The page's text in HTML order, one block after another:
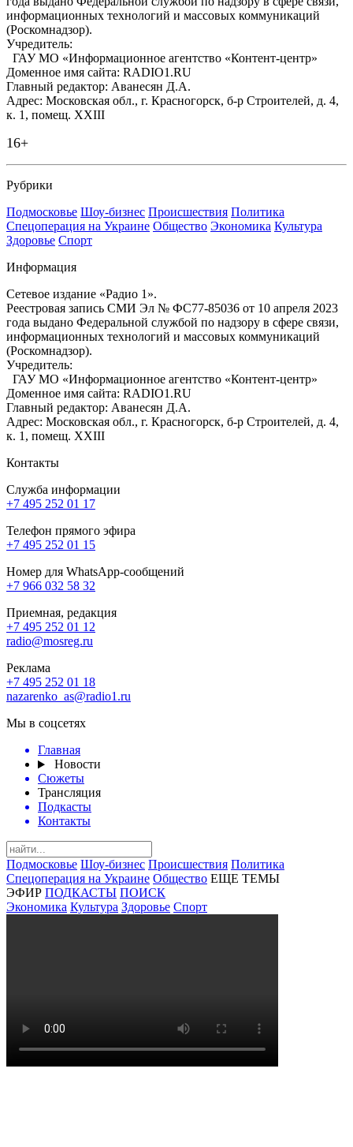
информационных технологий и массовых коммуникаций
(Роскомнадзор).
Учредитель:
ГАУ МО «Информационное агентство «Контент-центр»
Доменное имя сайта: RADIO1.RU
Главный редактор: Аванесян Д.А.
Адрес: Московская обл., г. Красногорск, б-р Строителей, д. 4,
к. 1, помещ. XXIII
16+
Рубрики
Подмосковье Шоу-бизнес Происшествия Политика
Спецоперация на Украине Общество Экономика Культура
Здоровье Спорт
Информация
Сетевое издание «Радио 1».
Реестровая запись СМИ Эл № ФС77-85036 от 10 апреля 2023
года выдано Федеральной службой по надзору в сфере связи,
информационных технологий и массовых коммуникаций
(Роскомнадзор).
Учредитель:
ГАУ МО «Информационное агентство «Контент-центр»
Доменное имя сайта: RADIO1.RU
Главный редактор: Аванесян Д.А.
Адрес: Московская обл., г. Красногорск, б-р Строителей, д. 4,
к. 1, помещ. XXIII
Контакты
Служба информации
+7 495 252 01 17
Телефон прямого эфира
+7 495 252 01 15
Номер для WhatsApp-сообщений
+7 966 032 58 32
Приемная, редакция
+7 495 252 01 12
radio@mosreg.ru
Реклама
+7 495 252 01 18
nazarenko_as@radio1.ru
Мы в соцсетях
Главная
Новости
Сюжеты
Трансляция
Подкасты
Контакты
Подмосковье Шоу-бизнес Происшествия Политика
Спецоперация на Украине Общество ЕЩЕ ТЕМЫ
ЭФИР ПОДКАСТЫ ПОИСК
Экономика Культура Здоровье Спорт